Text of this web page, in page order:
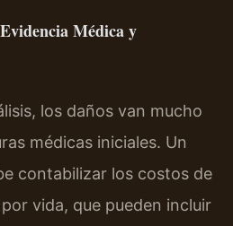
Médica y
los daños van mucho
médicas iniciales. Un
contabilizar los costos de
vida, que pueden incluir